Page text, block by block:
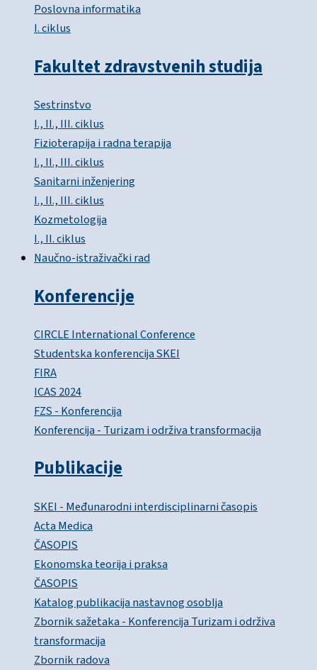
Poslovna informatika
I. ciklus
Fakultet zdravstvenih studija
Sestrinstvo
I., II., III. ciklus
Fizioterapija i radna terapija
I., II., III. ciklus
Sanitarni inženjering
I., II., III. ciklus
Kozmetologija
I., II. ciklus
Naučno-istraživački rad
Konferencije
CIRCLE International Conference
Studentska konferencija SKEI
FIRA
ICAS 2024
FZS - Konferencija
Konferencija - Turizam i održiva transformacija
Publikacije
SKEI - Međunarodni interdisciplinarni časopis
Acta Medica
ČASOPIS
Ekonomska teorija i praksa
ČASOPIS
Katalog publikacija nastavnog osoblja
Zbornik sažetaka - Konferencija Turizam i održiva
transformacija
Zbornik radova